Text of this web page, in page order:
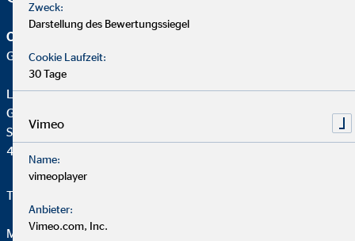
OVB Vermögensberatung AG
Geschäftsstelle | Nottuln
Lothar Niestegge
Generalagent für die OVB
Steverstr. 28
48301 Nottuln
Telefon:
Mail: lniestegge@ovb.de
Zweck:
Darstellung des Bewertungssiegel
Cookie Laufzeit:
30 Tage
Vimeo
Name:
vimeoplayer
Anbieter:
Vimeo.com, Inc.